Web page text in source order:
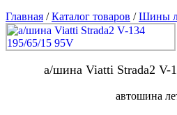
Главная /Каталог товаров /Шины
а/шина Viatti Strada2 V-
автошина